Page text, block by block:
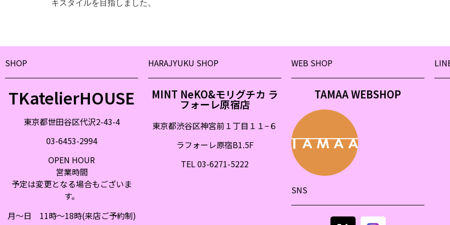
キスタイルを目指しました。
SHOP
TKatelierHOUSE
東京都世田谷区代沢2-43-4
03-6453-2994
OPEN HOUR
営業時間
予定は変更となる場合もございま
す。
月〜日 11時〜18時(来店ご予約制)
HARAJYUKU SHOP
MINT NeKO&モリグチカ ラ
フォーレ原宿店
東京都渋谷区神宮前１丁目１１−６
ラフォーレ原宿B1.5F
TEL 03-6271-5222
WEB SHOP
TAMAA WEBSHOP
SNS